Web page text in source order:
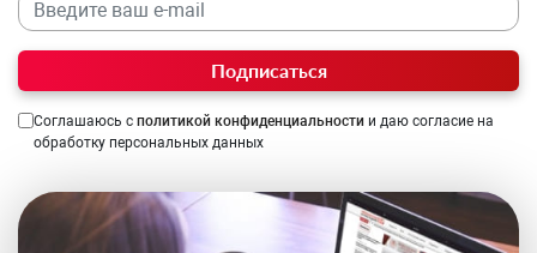
Подписаться
Соглашаюсь с политикой конфиденциальности и даю согласие на
обработку персональных данных